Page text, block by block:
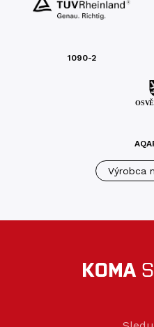
1090-2
Výrobca